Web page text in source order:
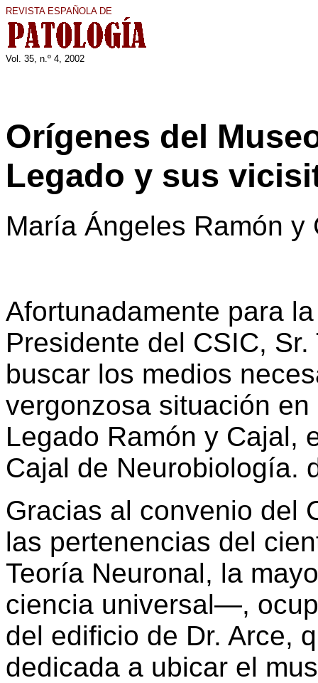
REVISTA ESPAÑOLA DE
Vol. 35, n.º 4, 2002
Orígenes del
Legado y sus
María Ángeles Ramón y
Afortunadamente para
Presidente del CSIC,
buscar los medios
vergonzosa situación
Legado Ramón y Cajal,
Cajal de Neurobiología.
Gracias al convenio del
las pertenencias del
Teoría Neuronal, la
ciencia universal—,
del edificio de Dr. Arce,
dedicada a ubicar el